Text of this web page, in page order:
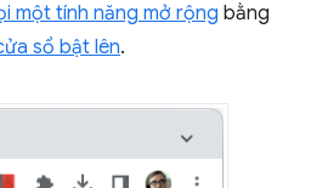
một tính năng mở rộng bằng
sổ bật lên.